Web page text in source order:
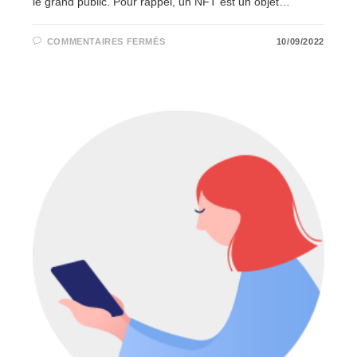
COMMENTAIRES FERMÉSSUR
10/09/2022